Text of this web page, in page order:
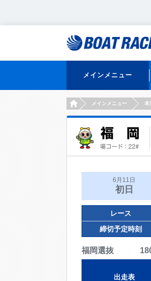
メインメニュー
HOMEメインメニュー 本
6月11日
初日
レース
締切予定時刻
福岡選抜
出走表